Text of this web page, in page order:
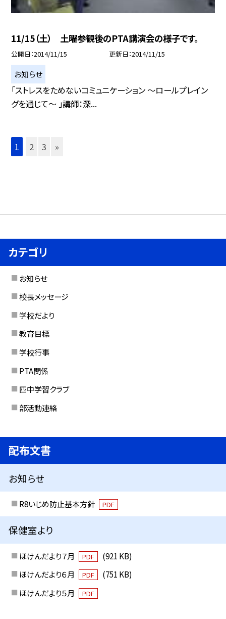
11/15（土） 土曜参観後のPTA講演会の様子です。
公開日 2014/11/15 更新日 2014/11/15
お知らせ
「ストレスをためないコミュニケーション 〜ロールプレイン
グを通じて〜 」講師：深...
1 2 3 »
カテゴリ
お知らせ
校長メッセージ
学校だより
教育目標
学校行事
PTA関係
四中学習クラブ
部活動連絡
配布文書
お知らせ
R8いじめ防止基本方針 PDF
保健室より
ほけんだより７月 PDF
(921 KB)
ほけんだより６月
PDF
(751 KB)
ほけんだより５月
PDF